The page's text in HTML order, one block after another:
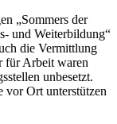
„Sommers der
und Weiterbildung“
die Vermittlung
für Arbeit waren
unbesetzt.
vor Ort unterstützen